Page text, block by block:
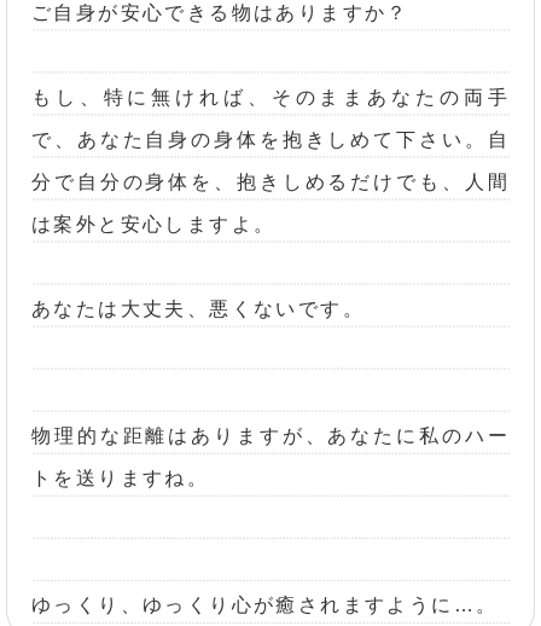
ご自身が安心できる物はありますか？
もし、特に無ければ、そのままあなたの両手
で、あなた自身の身体を抱きしめて下さい。自
分で自分の身体を、抱きしめるだけでも、人間
は案外と安心しますよ。
あなたは大丈夫、悪くないです。
物理的な距離はありますが、あなたに私のハー
トを送りますね。
ゆっくり、ゆっくり心が癒されますように…。